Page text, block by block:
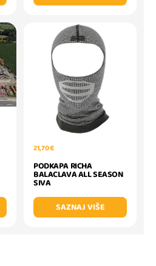
21,70 €
PODKAPA RICHA
BALACLAVA ALL SEASON
SIVA
SAZNAJ VIŠE